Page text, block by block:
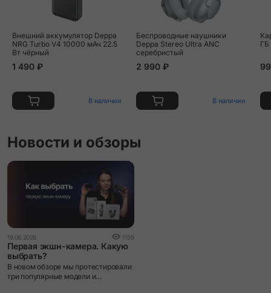
Внешний аккумулятор Deppa
NRG Turbo V4 10000 мАч 22.5
Вт чёрный
1 490 ₽
В наличии
Беспроводные наушники
Deppa Stereo Ultra ANC
серебристый
2 990 ₽
В наличии
ГБ
Новости и обзоры
19.06.2026 1159
Первая экшн-камера. Какую
выбрать?
В новом обзоре мы протестировали
три популярные модели и